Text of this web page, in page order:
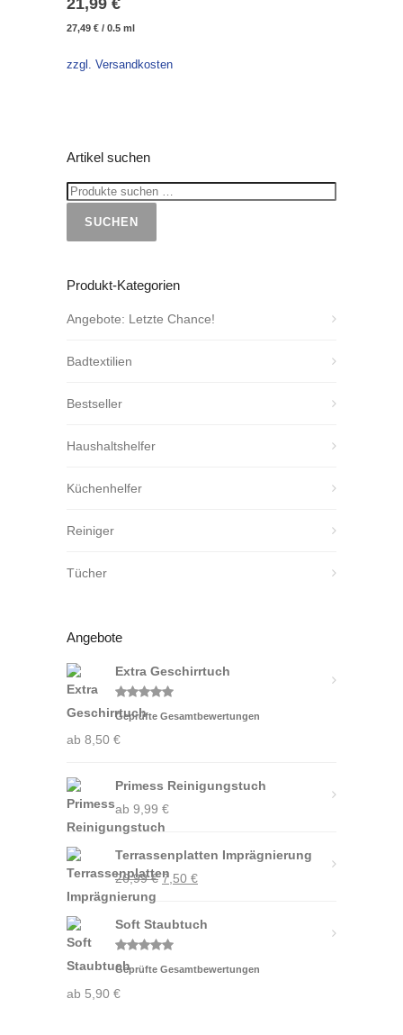
21,99 €
27,49 € / 0.5 ml
zzgl. Versandkosten
Artikel suchen
SUCHEN
Produkt-Kategorien
Angebote: Letzte Chance!
Badtextilien
Bestseller
Haushaltshelfer
Küchenhelfer
Reiniger
Tücher
Angebote
Extra Geschirrtuch
Bewertet
mit5.00
Geprüfte Gesamtbewertungen
ab 8,50 €
Primess Reinigungstuch
ab 9,99 €
Terrassenplatten Imprägnierung
26,99€Ursprünglicher
war:
26,99 €
7,50 €Aktueller
ist:
Soft Staubtuch
Bewertet
mit5.00
Geprüfte Gesamtbewertungen
ab 5,90 €